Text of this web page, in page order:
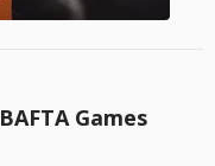
Games